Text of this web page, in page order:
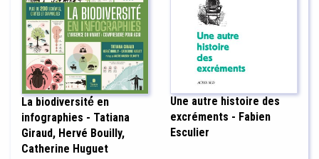
La biodiversité́ en
infographies - Tatiana
Giraud, Hervé Bouilly,
Catherine Huguet
Une autre histoire des
excréments - Fabien
Esculier